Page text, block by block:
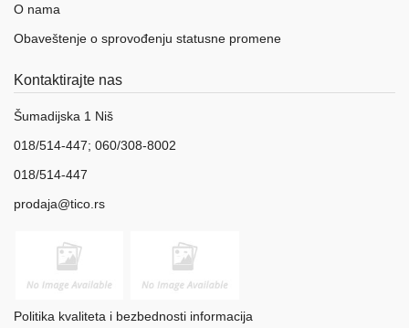
O nama
Obaveštenje o sprovođenju statusne promene
Kontaktirajte nas
Šumadijska 1 Niš
018/514-447; 060/308-8002
018/514-447
prodaja@tico.rs
Politika kvaliteta i bezbednosti informacija